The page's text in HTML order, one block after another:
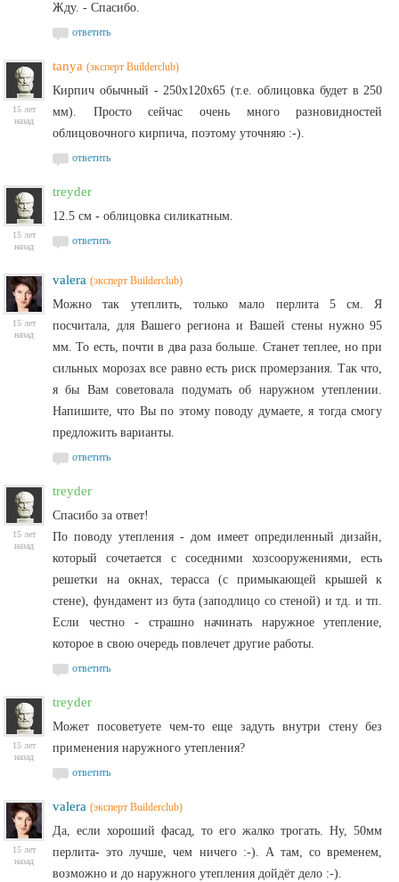
Жду. - Спасибо.
ответить
15 лет
назад
tanya (эксперт Builderclub)
Кирпич обычный - 250х120х65 (т.е. облицовка будет в 250
мм). Просто сейчас очень много разновидностей
облицовочного кирпича, поэтому уточняю :-).
ответить
15 лет
назад
treyder
12.5 см - облицовка силикатным.
ответить
15 лет
назад
valera (эксперт Builderclub)
Можно так утеплить, только мало перлита 5 см. Я
посчитала, для Вашего региона и Вашей стены нужно 95
мм. То есть, почти в два раза больше. Станет теплее, но при
сильных морозах все равно есть риск промерзания. Так что,
я бы Вам советовала подумать об наружном утеплении.
Напишите, что Вы по этому поводу думаете, я тогда смогу
предложить варианты.
ответить
15 лет
назад
treyder
Спасибо за ответ!
По поводу утепления - дом имеет опредиленный дизайн,
который сочетается с соседними хозсооружениями, есть
решетки на окнах, терасса (с примыкающей крышей к
стене), фундамент из бута (заподлицо со стеной) и тд. и тп.
Если честно - страшно начинать наружное утепление,
которое в свою очередь повлечет другие работы.
ответить
15 лет
назад
treyder
Может посоветуете чем-то еще задуть внутри стену без
применения наружного утепления?
ответить
15 лет
назад
valera (эксперт Builderclub)
Да, если хороший фасад, то его жалко трогать. Ну, 50мм
перлита- это лучше, чем ничего :-). А там, со временем,
возможно и до наружного утепления дойдёт дело :-).